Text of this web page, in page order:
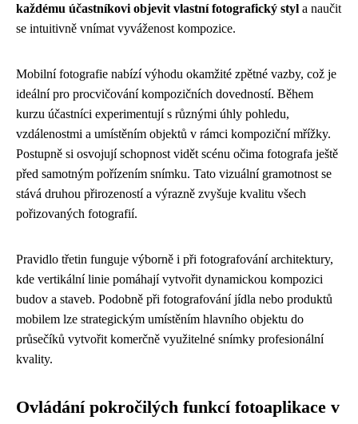
každému účastníkovi objevit vlastní fotografický styl a naučit
se intuitivně vnímat vyváženost kompozice.
Mobilní fotografie nabízí výhodu okamžité zpětné vazby, což je
ideální pro procvičování kompozičních dovedností. Během
kurzu účastníci experimentují s různými úhly pohledu,
vzdálenostmi a umístěním objektů v rámci kompoziční mřížky.
Postupně si osvojují schopnost vidět scénu očima fotografa ještě
před samotným pořízením snímku. Tato vizuální gramotnost se
stává druhou přirozeností a výrazně zvyšuje kvalitu všech
pořizovaných fotografií.
Pravidlo třetin funguje výborně i při fotografování architektury,
kde vertikální linie pomáhají vytvořit dynamickou kompozici
budov a staveb. Podobně při fotografování jídla nebo produktů
mobilem lze strategickým umístěním hlavního objektu do
průsečíků vytvořit komerčně využitelné snímky profesionální
kvality.
Ovládání pokročilých funkcí fotoaplikace v